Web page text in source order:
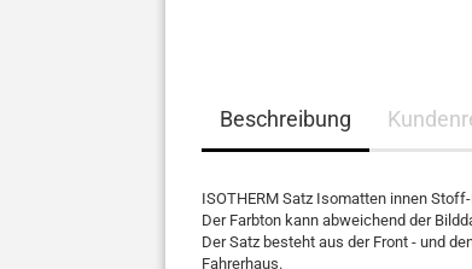
Beschreibung
ISOTHERM Satz
Der Farbton kann abweichend der
Der Satz besteht aus der Front - und